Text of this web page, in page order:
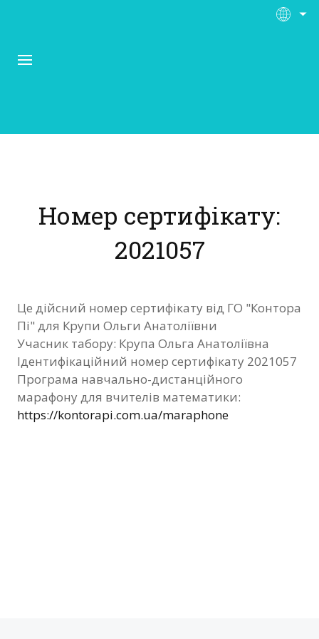
Матеріали
Нас підтримують
Фотозвіт
Видані сертифікати
Контакти
Номер сертифікату:
2021057
Це дійсний номер сертифікату від ГО "Контора
Пі" для Крупи Ольги Анатоліївни
Учасник табору: Крупа Ольга Анатоліївна
Ідентифікаційний номер сертифікату 2021057
Програма навчально-дистанційного
марафону для вчителів математики:
https://kontorapi.com.ua/maraphone